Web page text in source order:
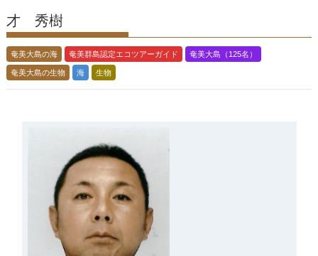
才 秀樹
奄美大島の海 奄美群島認定エコツアーガイド 奄美大島（125名）
奄美大島の生物 海 生物